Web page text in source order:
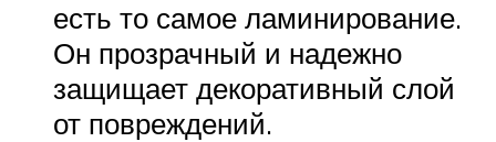
есть то самое ламинирование.
Он прозрачный и надежно
защищает декоративный слой
от повреждений.